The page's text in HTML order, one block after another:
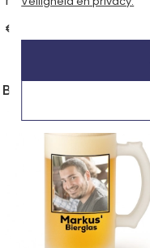
€ 19,90
Bierpul bedrukken